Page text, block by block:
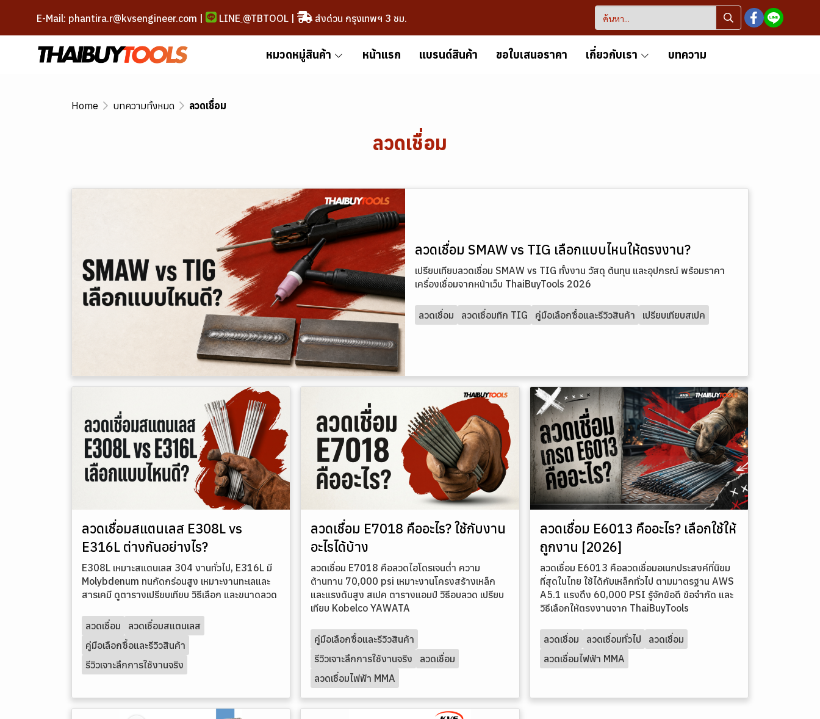
E-Mail: phantira.r@kvsengineer.com | LINE @TBTOOL| ส่งด่วน กรุงเทพฯ 3 ชม.
หมวดหมู่สินค้า หน้าแรก แบรนด์สินค้า ขอใบเสนอราคา เกี่ยวกับเรา บทความ
Home บทความทั้งหมด ลวดเชื่อม
ลวดเชื่อม
ลวดเชื่อม SMAW vs TIG เลือกแบบไหนให้ตรงงาน?
เปรียบเทียบลวดเชื่อม SMAW vs TIG ทั้งงาน วัสดุ ต้นทุน และอุปกรณ์ พร้อมราคา
เครื่องเชื่อมจากหน้าเว็บ ThaiBuyTools 2026
ลวดเชื่อม ลวดเชื่อมทิก TIG คู่มือเลือกซื้อและรีวิวสินค้า เปรียบเทียบสเปค
ลวดเชื่อมสแตนเลส E308L vs
E316L ต่างกันอย่างไร?
E308L เหมาะสแตนเลส 304 งานทั่วไป, E316L มี
Molybdenum ทนกัดกร่อนสูง เหมาะงานทะเลและ
สารเคมี ดูตารางเปรียบเทียบ วิธีเลือก และขนาดลวด
ลวดเชื่อม
ลวดเชื่อมสแตนเลส
คู่มือเลือกซื้อและรีวิวสินค้า
รีวิวเจาะลึกการใช้งานจริง
ลวดเชื่อม E7018 คืออะไร? ใช้กับงาน
อะไรได้บ้าง
ลวดเชื่อม E7018 คือลวดไฮโดรเจนต่ำ ความ
ต้านทาน 70,000 psi เหมาะงานโครงสร้างเหล็ก
และแรงดันสูง สเปค ตารางแอมป์ วิธีอบลวด เปรียบ
เทียบ Kobelco YAWATA
คู่มือเลือกซื้อและรีวิวสินค้า
รีวิวเจาะลึกการใช้งานจริง
ลวดเชื่อม
ลวดเชื่อมไฟฟ้า MMA
ลวดเชื่อม E6013 คืออะไร? เลือกใช้ให้
ถูกงาน [2026]
ลวดเชื่อม E6013 คือลวดเชื่อมอเนกประสงค์ที่นิยม
ที่สุดในไทย ใช้ได้กับเหล็กทั่วไป ตามมาตรฐาน AWS
A5.1 แรงดึง 60,000 PSI รู้จักข้อดี ข้อจำกัด และ
วิธีเลือกให้ตรงงานจาก ThaiBuyTools
ลวดเชื่อม ลวดเชื่อมทั่วไป
ลวดเชื่อม
ลวดเชื่อมไฟฟ้า MMA